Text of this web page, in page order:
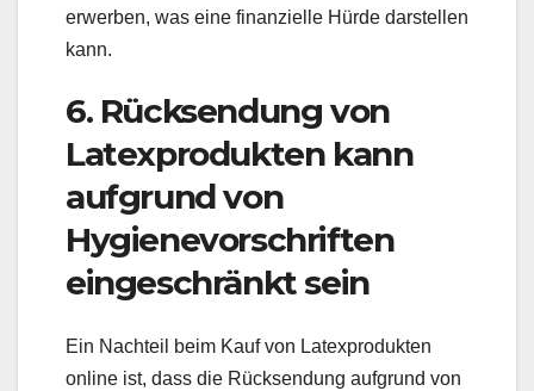
erwerben, was eine finanzielle Hürde darstellen
kann.
6. Rücksendung von
Latexprodukten kann
aufgrund von
Hygienevorschriften
eingeschränkt sein
Ein Nachteil beim Kauf von Latexprodukten
online ist, dass die Rücksendung aufgrund von